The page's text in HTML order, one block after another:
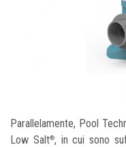
Parallelamente, Pool
Low Salt®, in cui sono